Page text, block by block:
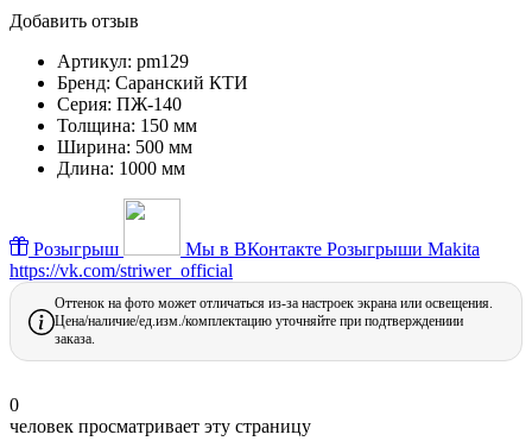
Добавить отзыв
Артикул: pm129
Бренд: Саранский КТИ
Серия: ПЖ-140
Толщина: 150 мм
Ширина: 500 мм
Длина: 1000 мм
Розыгрыш Мы в ВКонтакте Розыгрыши Makita
https://vk.com/striwer_official
Оттенок на фото может отличаться из-за настроек экрана или освещения.
Цена/наличие/ед.изм./комплектацию уточняйте при подтверждениии
заказа.
0
человек просматривает эту страницу